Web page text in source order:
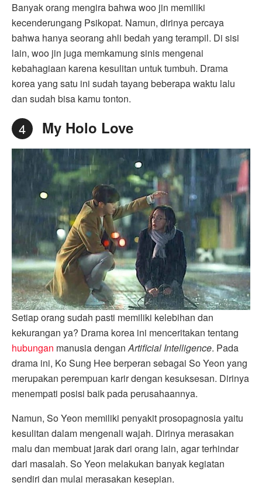
Banyak orang mengira bahwa woo jin memiliki
kecenderungang Psikopat. Namun, dirinya percaya
bahwa hanya seorang ahli bedah yang terampil. Di sisi
lain, woo jin juga memkamung sinis mengenai
kebahagiaan karena kesulitan untuk tumbuh. Drama
korea yang satu ini sudah tayang beberapa waktu lalu
dan sudah bisa kamu tonton.
4 My Holo Love
Setiap orang sudah pasti memiliki kelebihan dan
kekurangan ya? Drama korea ini menceritakan tentang
hubungan manusia denganArtificial Intelligence. Pada
drama ini, Ko Sung Hee berperan sebagai So Yeon yang
merupakan perempuan karir dengan kesuksesan. Dirinya
menempati posisi baik pada perusahaannya.
Namun, So Yeon memiliki penyakit prosopagnosia yaitu
kesulitan dalam mengenali wajah. Dirinya merasakan
malu dan membuat jarak dari orang lain, agar terhindar
dari masalah. So Yeon melakukan banyak kegiatan
sendiri dan mulai merasakan kesepian.